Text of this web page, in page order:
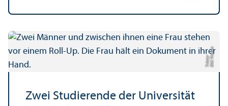
Bil
d:
T
ho
m
a
s
T
r
ö
s
t
e
r
Zwei Studierende der Universität